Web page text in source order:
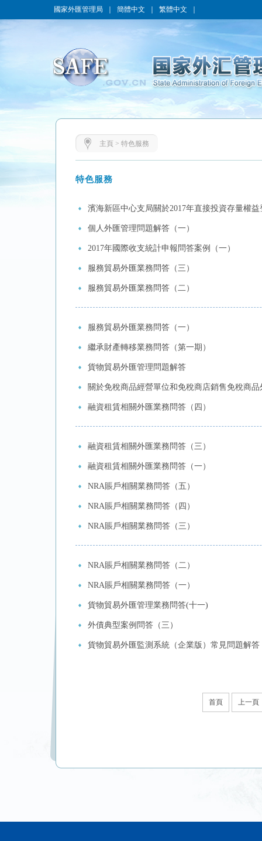
國家外匯管理局 簡體中文 繁體中文
主頁 > 特色服務
特色服務
濱海新區中心支局關於2017年直接投資存量權
個人外匯管理問題解答（一）
2017年國際收支統計申報問答案例（一）
服務貿易外匯業務問答（三）
服務貿易外匯業務問答（二）
服務貿易外匯業務問答（一）
繼承財產轉移業務問答（第一期）
貨物貿易外匯管理問題解答
關於免稅商品經營單位和免稅商店銷售免稅商
融資租賃相關外匯業務問答（四）
融資租賃相關外匯業務問答（三）
融資租賃相關外匯業務問答（一）
NRA賬戶相關業務問答（五）
NRA賬戶相關業務問答（四）
NRA賬戶相關業務問答（三）
NRA賬戶相關業務問答（二）
NRA賬戶相關業務問答（一）
貨物貿易外匯管理業務問答(十一)
外債典型案例問答（三）
貨物貿易外匯監測系統（企業版）常見問題解答
首頁 上一頁